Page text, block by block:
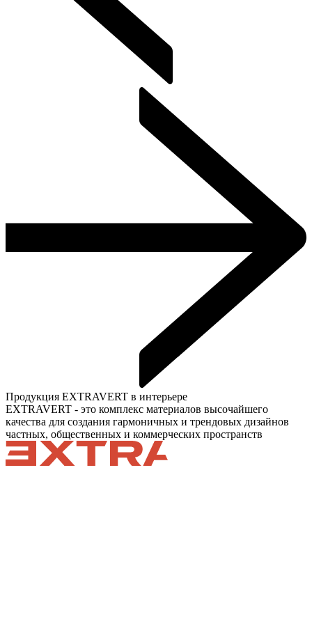
Продукция EXTRAVERT в интерьере
EXTRAVERT - это комплекс материалов высочайшего
качества для создания гармоничных и трендовых дизайнов
частных, общественных и коммерческих пространств